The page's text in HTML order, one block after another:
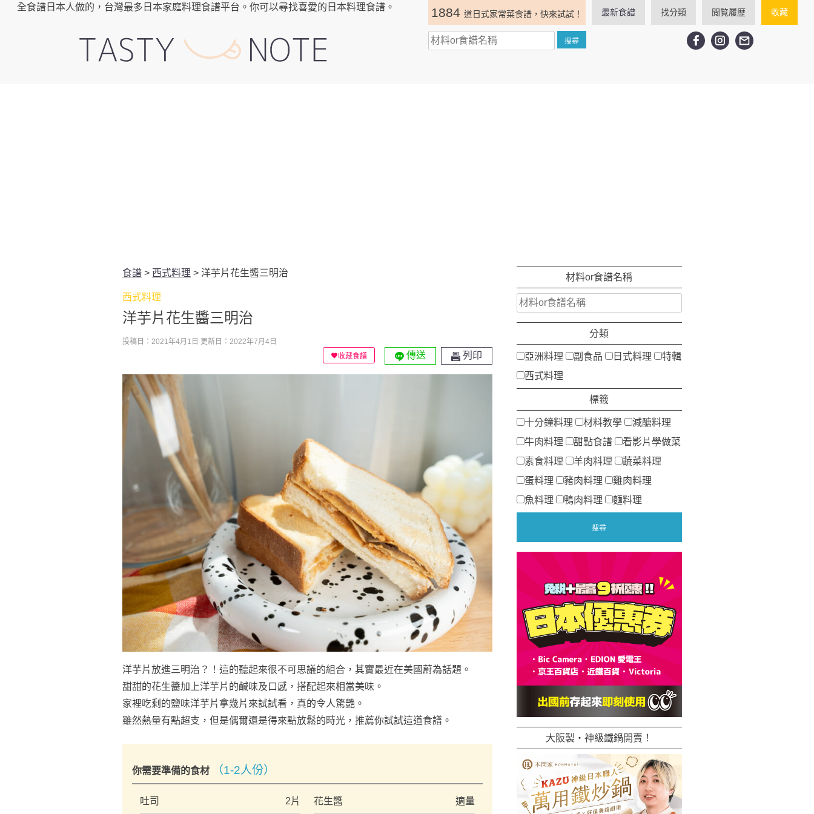
全食譜日本人做的，台灣最多日本家庭料理食譜平台。你可以尋找喜愛的日本料理食譜。 1884 道日式家常菜食譜，快來試試！ 最新食譜 找分類 閲覧履歴 收藏
食譜 > 西式料理 > 洋芋片花生醬三明治
西式料理
洋芋片花生醬三明治
投稿日：2021年4月1日 更新日：2022年7月4日
收藏食譜
傳送 列印
洋芋片放進三明治？！這的聽起來很不可思議的組合，其實最近在美國蔚為話題。
甜甜的花生醬加上洋芋片的鹹味及口感，搭配起來相當美味。
家裡吃剩的鹽味洋芋片拿幾片來試試看，真的令人驚艷。
雖然熱量有點超支，但是偶爾還是得來點放鬆的時光，推薦你試試這道食譜。
你需要準備的食材 （1-2人份）
吐司 2片 花生醬 適量
材料or食譜名稱
分類
亞洲料理 副食品 日式料理
特輯
西式料理
標籤
十分鐘料理 材料教學
減醣料理
牛肉料理
甜點食譜
看影片學做菜
素食料理
羊肉料理
蔬菜料理
蛋料理
豬肉料理
雞肉料理
魚料理
鴨肉料理 麵料理
大阪製・神級鐵鍋開賣！